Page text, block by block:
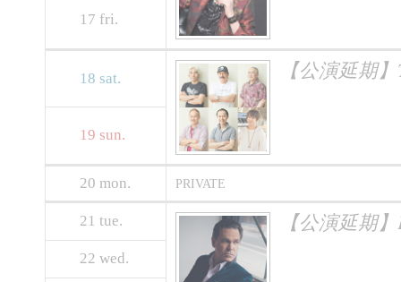
17 fri.
18 sat. 【公演延期
19 sun.
20 mon. PRIVATE
21 tue. 【公演延期
22 wed.